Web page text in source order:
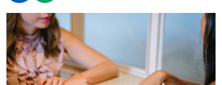
TOEIC 多益課程
IELTS 雅思課程
GEPT 全民英檢課程
能力養成
自然發音
英文聽力養成
特色課程
主題課程
線上真人
影音學英文
英文能力測驗
學習分享
學員故事
學員讚出來
校園贊助
企業服務